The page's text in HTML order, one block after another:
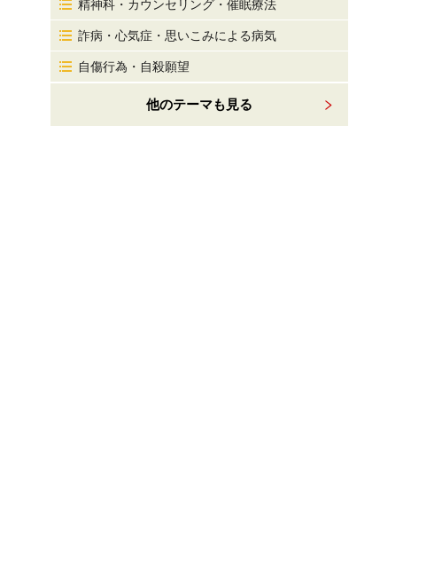
精神科・カウンセリング・催眠療法
詐病・心気症・思いこみによる病気
自傷行為・自殺願望
他のテーマも見る